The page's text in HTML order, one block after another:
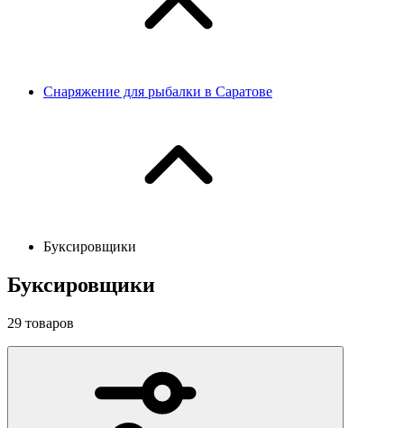
Снаряжение для рыбалки в Саратове
Буксировщики
Буксировщики
29 товаров